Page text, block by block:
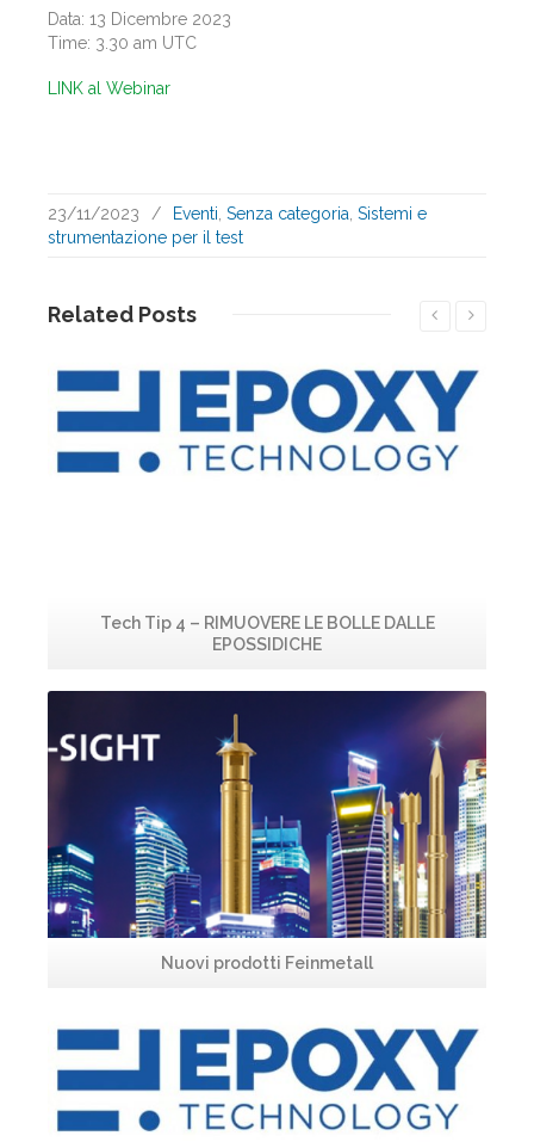
Data: 13 Dicembre 2023
Time: 3.30 am UTC
LINK al Webinar
23/11/2023 / Eventi Senza categoria Sistemi e
strumentazione per il test
Related Posts
Tech Tip 4 – RIMUOVERE LE BOLLE DALLE
EPOSSIDICHE
Nuovi prodotti Feinmetall